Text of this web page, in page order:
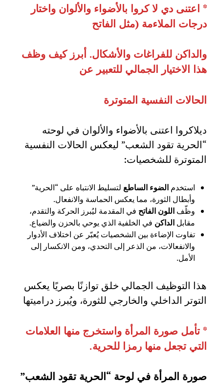
* اعتنى دي لا كروا بالأضواء والألوان واختار
درجات الملاءمة (مثل الفاتح
والداكن للفراغات والأشكال. أبرز كيف وظف
هذا الاختيار الجمالي للتعبير عن
الحالات النفسية المتوترة
ديلاكروا اعتنى بالأضواء والألوان في لوحته
“الحرية تقود الشعب” ليعكس الحالات النفسية
المتوترة للشخصيات:
استخدم الضوء الساطع لتسليط الانتباه على “الحرية”
وأبطال الثورة، مما يعكس الحماسة والانفعال.
وظّف اللون الفاتح في المقدمة ليُبرز الحركة والتقدم،
مقابل الداكن في الخلفية الذي يوحي بالحزن والضياع.
تفاوت الإضاءة بين الشخصيات يُعبّر عن اختلاف الأدوار
والانفعالات، من الذعر إلى التحدي، ومن الانكسار إلى
الأمل.
هذا التوظيف الجمالي خلق توازنًا بصريًا يعكس
التوتر الداخلي والخارجي للثورة، ويُبرز دراميتها
* تأمل صورة المرأة واستخرج منها العلامات
التي تجعل منها رمزا للحرية.
صورة المرأة في لوحة “الحرية تقود الشعب”